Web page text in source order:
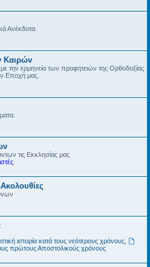
Ανέκδοτα.
Καιρών
την ερμηνεία των προφητειών της Ορθοδοξίας
Εποχή μας.
τις Εκκλησίας μας
ιστορία κατά τους νεότερους χρόνους,
πρώτους Αποστολικούς χρόνους